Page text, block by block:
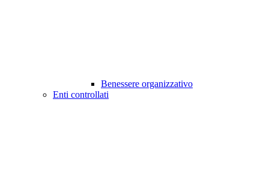
Benessere organizzativo
Enti controllati